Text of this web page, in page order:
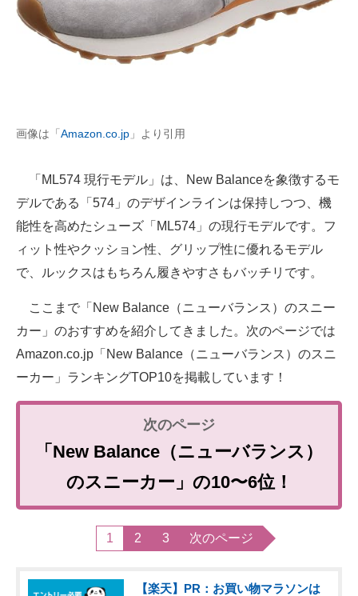
画像は「 Amazon.co.jp 」より引用
「ML574 現行モデル」は、New Balanceを象徴するモ
デルである「574」のデザインラインは保持しつつ、機
能性を高めたシューズ「ML574」の現行モデルです。フ
ィット性やクッション性、グリップ性に優れるモデル
で、ルックスはもちろん履きやすさもバッチリです。
ここまで「New Balance（ニューバランス）のスニー
カー」のおすすめを紹介してきました。次のページでは
Amazon.co.jp「New Balance（ニューバランス）のスニ
ーカー」ランキングTOP10を掲載しています！
「New Balance（ニューバランス）
のスニーカー」の10〜6位！
1 2 3 次のページ
【楽天】PR：お買い物マラソンは